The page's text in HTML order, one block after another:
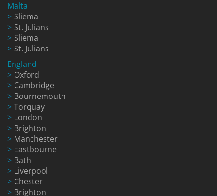
Malta
Sliema
St. Julians
Sliema
St. Julians
England
Oxford
Cambridge
Bournemouth
Torquay
London
Brighton
Manchester
Eastbourne
Bath
Liverpool
Chester
Brighton